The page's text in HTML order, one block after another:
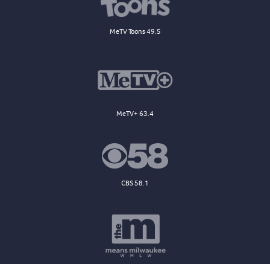
MeTV Toons 49.5
MeTV+ 63.4
CBS 58.1